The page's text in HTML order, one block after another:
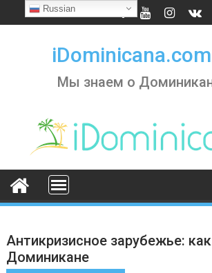
to
Мы знаем о
Антикризисное зарубежье:
Доминикане
Russian